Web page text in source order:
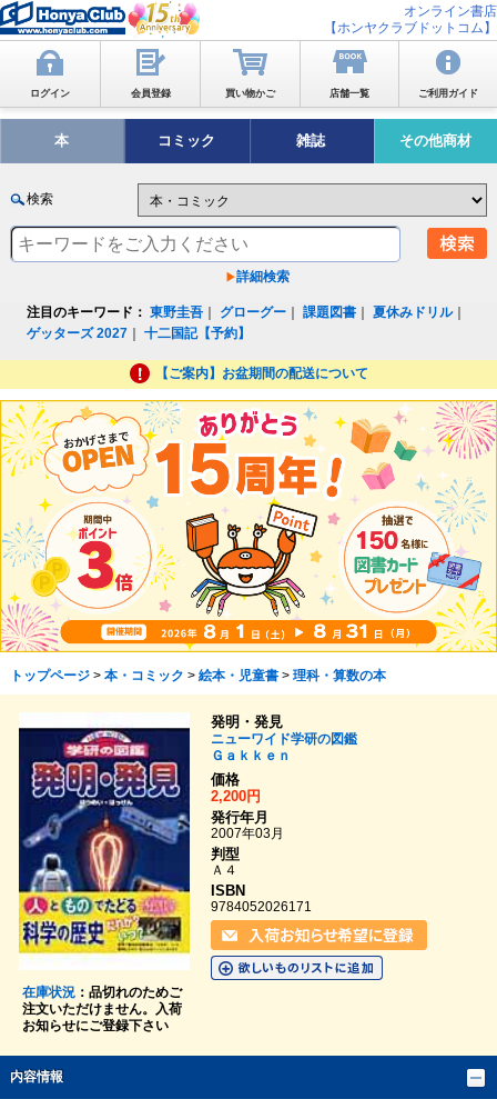
オンライン書店
【ホンヤクラブドットコム】
ログイン 会員登録 買い物かご 店舗一覧 ご利用ガイド
本 コミック 雑誌 その他商材
検索
詳細検索
注目のキーワード： 東野圭吾 グローグー ｜課題図書 ｜夏休みドリル｜
ゲッターズ 2027 ｜十二国記【予約】
【ご案内】お盆期間の配送について
トップページ> 本・コミック > 絵本・児童書> 理科・算数の本
在庫状況：品切れのためご
注文いただけません。入荷
お知らせにご登録下さい
発明・発見
ニューワイド学研の図鑑
Ｇａｋｋｅｎ
価格
2,200円
発行年月
2007年03月
判型
Ａ４
ISBN
9784052026171
内容情報